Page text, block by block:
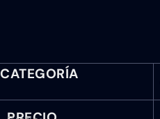
CATEGORÍA